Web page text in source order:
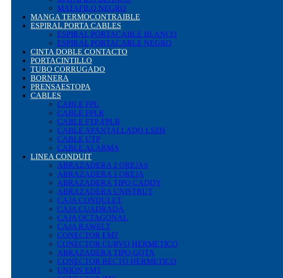
MATAFILO NEGRO
MANGA TERMOCONTRAIBLE
ESPIRAL PORTA CABLES
ESPIRAL PORTACABLE BLANCO
ESPIRAL PORTACABLE NEGRO
CINTA DOBLE CONTACTO
PORTACINTILLO
TUBO CORRUGADO
BORNERA
PRENSAESTOPA
CABLES
CABLE FPL
CABLE FPLR
CABLE FTP-FPLR
CABLE APANTALLADO LSZH
CABLE UTP
CABLE ALARMA
LINEA CONDUIT
ABRAZADERA 2 OREJAS
ABRAZADERA 1 OREJA
ABRAZADERA TIPO CADDY
ABRAZADERA UNISTRUT
CAJA CONDULET
CAJA CUADRADA
CAJA OCTAGONAL
CAJA RAWELT
CONECTOR EMT
CONECTOR CURVO HERMETICO
ABRAZADERA TIPO GOTA
CONECTOR RECTO HERMETICO
UNIÓN EMT